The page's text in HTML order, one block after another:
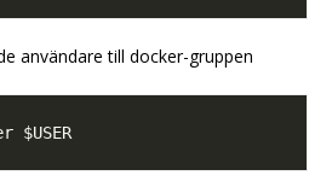
användare till docker-gruppen